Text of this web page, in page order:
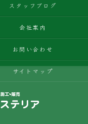
スタッフブログ
会社案内
お問い合わせ
サイトマップ